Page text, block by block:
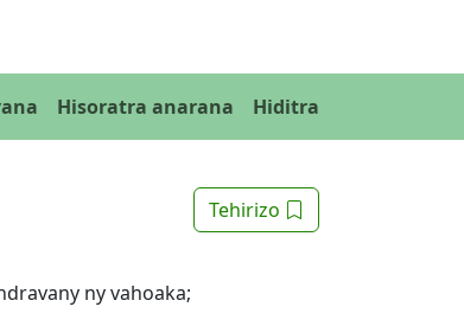
Hisoratra anarana Hiditra
Tehirizo
ny vahoaka;